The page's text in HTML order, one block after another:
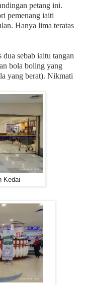
petang ini.
pemenang iaiti
Hanya lima teratas
sebab iaitu tangan
bola boling yang
yang berat). Nikmati
Kedai